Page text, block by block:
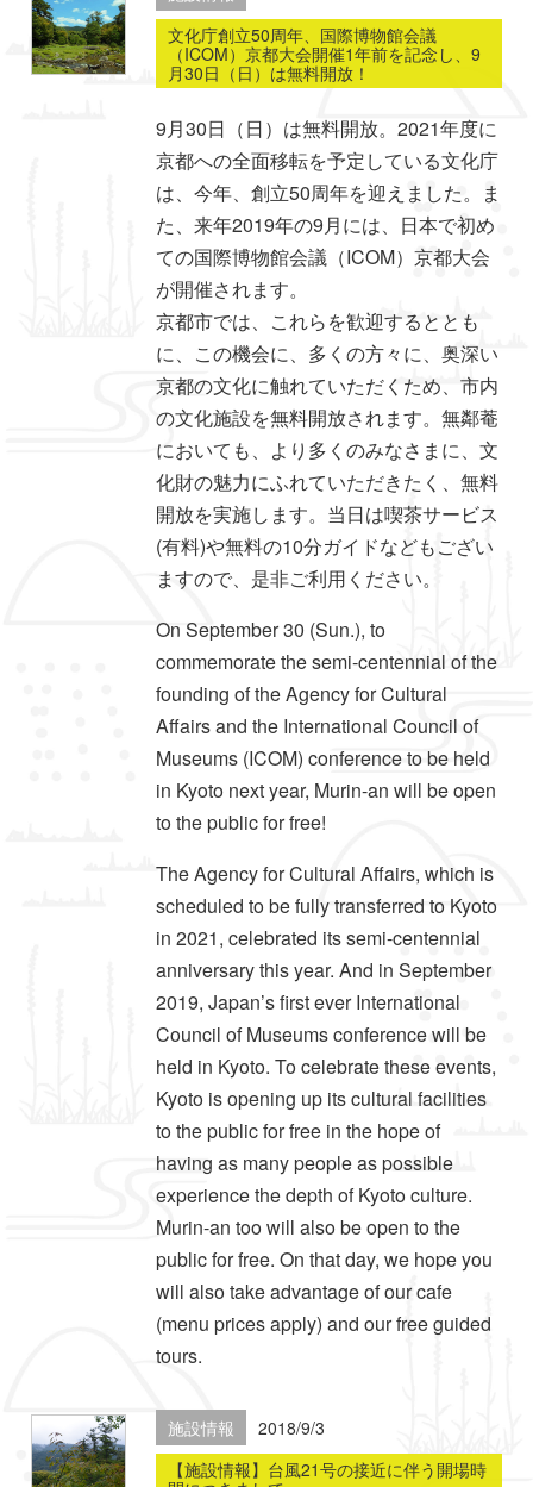
文化庁創立50周年、国際博物館会議
（ICOM）京都大会開催1年前を記念し、9
月30日（日）は無料開放！
9月30日（日）は無料開放。2021年度に
京都への全面移転を予定している文化庁
は、今年、創立50周年を迎えました。ま
た、来年2019年の9月には、日本で初め
ての国際博物館会議（ICOM）京都大会
が開催されます。
京都市では、これらを歓迎するととも
に、この機会に、多くの方々に、奥深い
京都の文化に触れていただくため、市内
の文化施設を無料開放されます。無鄰菴
においても、より多くのみなさまに、文
化財の魅力にふれていただきたく、無料
開放を実施します。当日は喫茶サービス
(有料)や無料の10分ガイドなどもござい
ますので、是非ご利用ください。
On September 30 (Sun.), to
commemorate the semi-centennial of the
founding of the Agency for Cultural
Affairs and the International Council of
Museums (ICOM) conference to be held
in Kyoto next year, Murin-an will be open
to the public for free!
The Agency for Cultural Affairs, which is
scheduled to be fully transferred to Kyoto
in 2021, celebrated its semi-centennial
anniversary this year. And in September
2019, Japan’s first ever International
Council of Museums conference will be
held in Kyoto. To celebrate these events,
Kyoto is opening up its cultural facilities
to the public for free in the hope of
having as many people as possible
experience the depth of Kyoto culture.
Murin-an too will also be open to the
public for free. On that day, we hope you
will also take advantage of our cafe
(menu prices apply) and our free guided
tours.
施設情報
2018/9/3
【施設情報】台風21号の接近に伴う開場時